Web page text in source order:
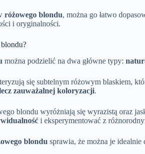
różowego blondu, można go łatwo
i oryginalności.
można podzielić na dwa główne typy:
się subtelnym różowym blaskiem,
zauważalnej koloryzacji.
blondu wyróżniają się wyrazistą oraz
i eksperymentować z
blondu sprawia, że można je